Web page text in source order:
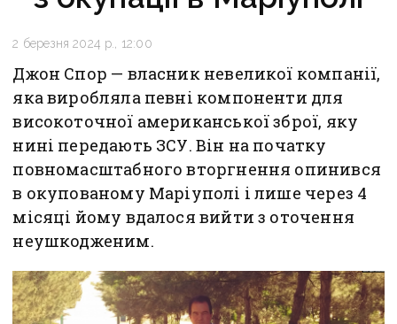
2 березня 2024 р., 12:00
Джон Спор — власник невеликої компанії,
яка виробляла певні компоненти для
високоточної американської зброї, яку
нині передають ЗСУ. Він на початку
повномасштабного вторгнення опинився
в окупованому Маріуполі і лише через 4
місяці йому вдалося вийти з оточення
неушкодженим.